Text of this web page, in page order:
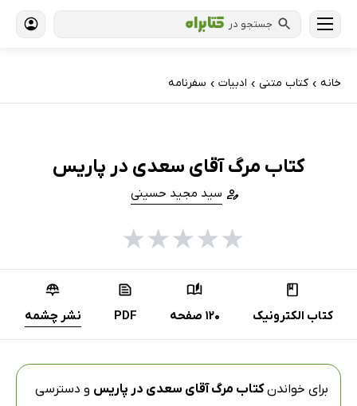
جستجو در
خانه › کتاب‌ متنی › ادبیات › سفرنامه
کتاب مرگ آقای سعدی در پاریس
سید مجید حسینی
★
★
★
★
★
کتاب الکترونیک 120 صفحه PDF نشر چشمه
برای خواندنکتاب مرگ آقای سعدی در پاریس و دسترسی